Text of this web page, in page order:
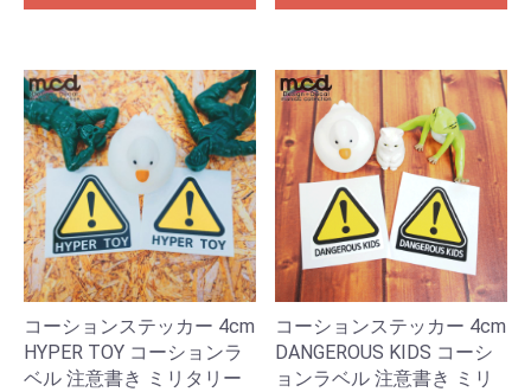
コーションステッカー 4cm
HYPER TOY コーションラ
ベル 注意書き ミリタリー
コーションステッカー 4cm
DANGEROUS KIDS コーシ
ョンラベル 注意書き ミリ